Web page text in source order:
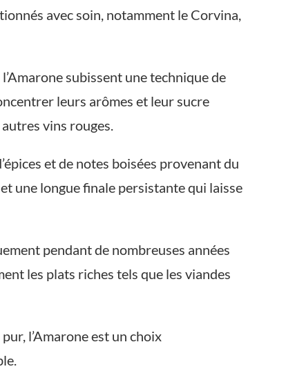
avec soin, notamment le Corvina,
subissent une technique de
leurs arômes et leur sucre
vins rouges.
et de notes boisées provenant du
une longue finale persistante qui laisse
pendant de nombreuses années
les plats riches tels que les viandes
l’Amarone est un choix